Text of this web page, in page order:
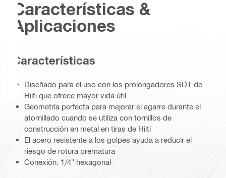
Características &
Aplicaciones
Características
Diseñado para el uso con los prolongadores SDT de
Hilti que ofrece mayor vida útil
Geometría perfecta para mejorar el agarre durante el
atornillado cuando se utiliza con tornillos de
construcción en metal en tiras de Hilti
El acero resistente a los golpes ayuda a reducir el
riesgo de rotura prematura
Conexión: 1/4" hexagonal